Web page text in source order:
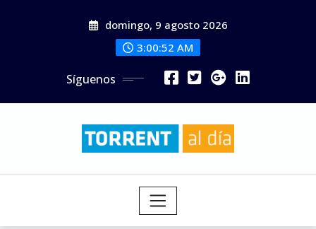
domingo, 9 agosto 2026
3:00:53 AM
Síguenos